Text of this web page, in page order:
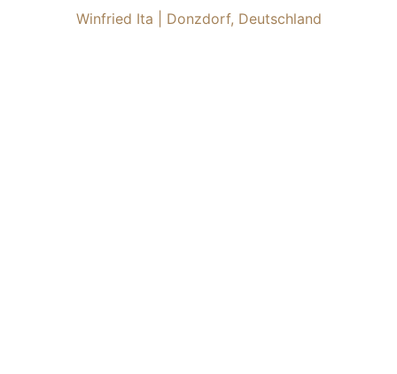
Winfried Ita | Donzdorf, Deutschland